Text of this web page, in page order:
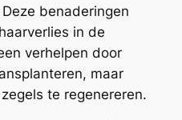
benaderingen
in de
verhelpen door
maar
te regenereren.